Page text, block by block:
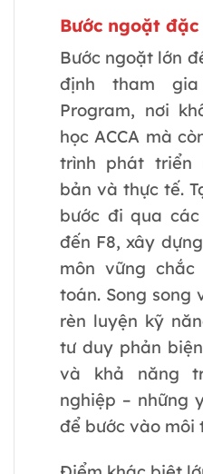
Bước ngoặt
Bước ngoặt lớn
định tham gia
Program, nơi
học ACCA mà
trình phát triển
bản và thực tế.
bước đi qua các
đến F8, xây
môn vững chắc
toán. Song song
rèn luyện kỹ
tư duy phản
và khả năng
nghiệp – những
để bước vào môi